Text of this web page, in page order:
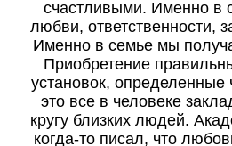
счастливыми. Именно в
любви, ответственности,
Именно в семье мы
Приобретение
установок, определенные
это все в человеке
кругу близких людей.
когда-то писал, что